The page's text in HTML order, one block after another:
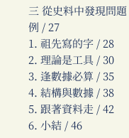
三 從史料中發現問
例 / 27
1. 祖先寫的字 / 28
2. 理論是工具 / 30
3. 逢數據必算 / 35
4. 結構與數據 / 38
5. 跟著資料走 / 42
6. 小結 / 46